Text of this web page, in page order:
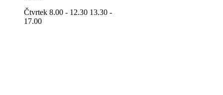
Čtvrtek 8.00 - 12.30 13.30 -
17.00